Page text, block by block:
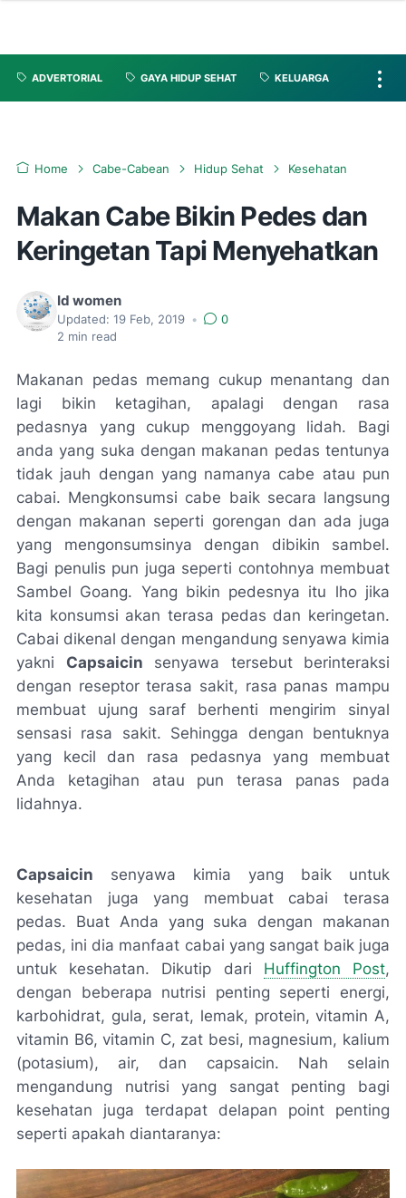
ADVERTORIAL GAYA HIDUP SEHAT KELUARGA
Home Cabe-Cabean Hidup Sehat Kesehatan
Makan Cabe Bikin Pedes dan
Keringetan Tapi Menyehatkan
Id women
Updated: 19 Feb, 2019 •
0
2 min read
Makanan pedas memang cukup menantang dan
lagi bikin ketagihan, apalagi dengan rasa
pedasnya yang cukup menggoyang lidah. Bagi
anda yang suka dengan makanan pedas tentunya
tidak jauh dengan yang namanya cabe atau pun
cabai. Mengkonsumsi cabe baik secara langsung
dengan makanan seperti gorengan dan ada juga
yang mengonsumsinya dengan dibikin sambel.
Bagi penulis pun juga seperti contohnya membuat
Sambel Goang. Yang bikin pedesnya itu lho jika
kita konsumsi akan terasa pedas dan keringetan.
Cabai dikenal dengan mengandung senyawa kimia
yakni Capsaicin senyawa tersebut berinteraksi
dengan reseptor terasa sakit, rasa panas mampu
membuat ujung saraf berhenti mengirim sinyal
sensasi rasa sakit. Sehingga dengan bentuknya
yang kecil dan rasa pedasnya yang membuat
Anda ketagihan atau pun terasa panas pada
lidahnya.
Capsaicin senyawa kimia yang baik untuk
kesehatan juga yang membuat cabai terasa
pedas. Buat Anda yang suka dengan makanan
pedas, ini dia manfaat cabai yang sangat baik juga
untuk kesehatan. Dikutip dari Huffington Post,
dengan beberapa nutrisi penting seperti energi,
karbohidrat, gula, serat, lemak, protein, vitamin A,
vitamin B6, vitamin C, zat besi, magnesium, kalium
(potasium), air, dan capsaicin. Nah selain
mengandung nutrisi yang sangat penting bagi
kesehatan juga terdapat delapan point penting
seperti apakah diantaranya: